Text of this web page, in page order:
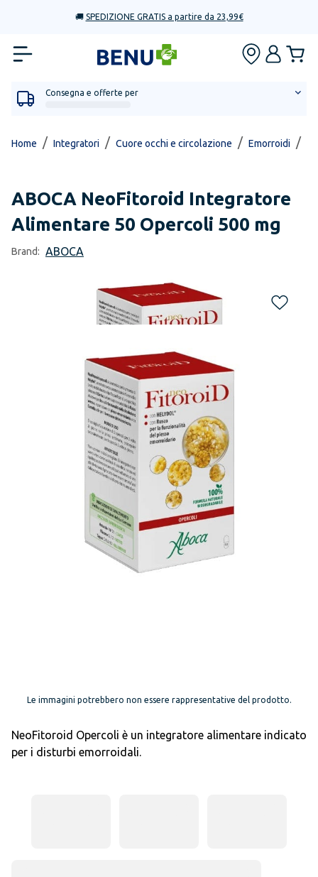
🚚 SPEDIZIONE GRATIS a partire da 23,99€
Consegna e offerte per
Home / Integratori / Cuore occhi e circolazione / Emorroidi /
ABOCA NeoFitoroid Integratore
Alimentare 50 Opercoli 500 mg
Brand: ABOCA
Le immagini potrebbero non essere rappresentative del prodotto.
NeoFitoroid Opercoli è un integratore alimentare indicato
per i disturbi emorroidali.